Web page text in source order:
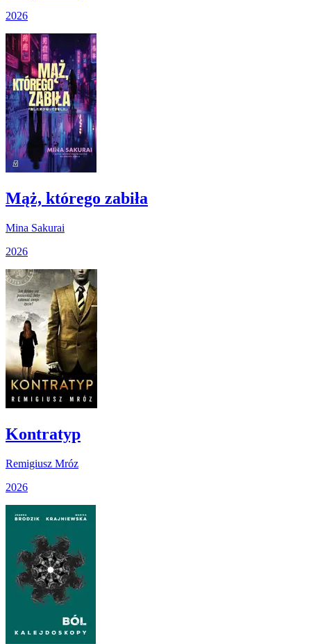
2026
Mąż, którego zabiła
Mina Sakurai
2026
Kontratyp
Remigiusz Mróz
2026